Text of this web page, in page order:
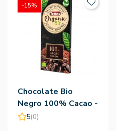
Chocolate Bio
Negro 100% Cacao -
Torras
5(0)
-15%